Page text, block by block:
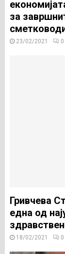
за
23/02/2021 0
Гривчева
една од
18/02/2021 0